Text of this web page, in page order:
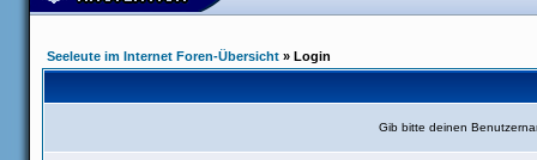
Seeleute im Internet Foren-Übersicht » Login
Gib bitte deinen